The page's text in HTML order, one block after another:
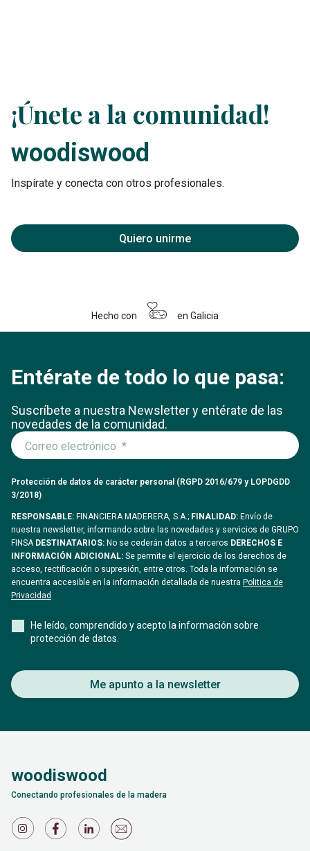
¡Únete a la comunidad!
woodiswood
Inspírate y conecta con otros profesionales.
Quiero unirme
Hecho con en Galicia
Entérate de todo lo que pasa:
Suscríbete a nuestra Newsletter y entérate de las
novedades de la comunidad.
Protección de datos de carácter personal (RGPD 2016/679 y LOPDGDD
3/2018)
RESPONSABLE: FINANCIERA MADERERA, S.A.; FINALIDAD: Envío de
nuestra newsletter, informando sobre las novedades y servicios de GRUPO
FINSADESTINATARIOS: No se cederán datos a terceros DERECHOS E
INFORMACIÓN ADICIONAL: Se permite el ejercicio de los derechos de
acceso, rectificación o supresión, entre otros. Toda la información se
encuentra accesible en la información detallada de nuestra Politica de
Privacidad
He leído, comprendido y acepto la información sobre
protección de datos.
Me apunto a la newsletter
woodiswood
Conectando profesionales de la madera